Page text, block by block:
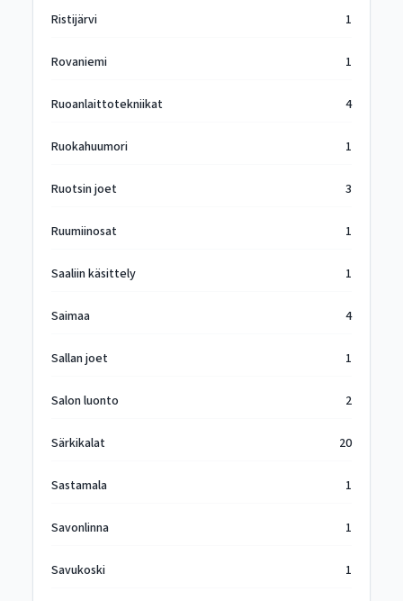
Ristijärvi 1
Rovaniemi 1
Ruoanlaittotekniikat 4
Ruokahuumori 1
Ruotsin joet 3
Ruumiinosat 1
Saaliin käsittely 1
Saimaa 4
Sallan joet 1
Salon luonto 2
Särkikalat 20
Sastamala 1
Savonlinna 1
Savukoski 1